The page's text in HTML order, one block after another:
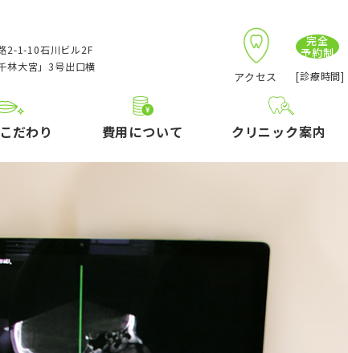
2-1-10石川ビル2F
林大宮」3号出口横
アクセス
完全
予約制
[診療時間]
だわり 費用について クリニック案内